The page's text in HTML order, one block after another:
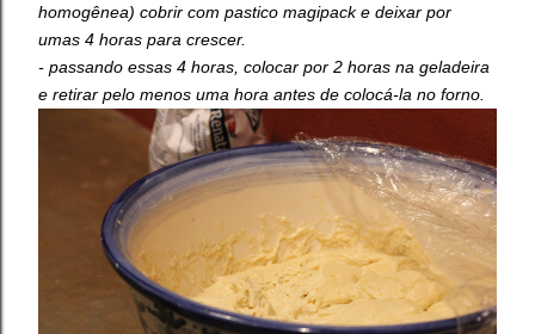
homogênea) cobrir com pastico magipack e deixar por
umas 4 horas para crescer.
- passando essas 4 horas, colocar por 2 horas na geladeira
e retirar pelo menos uma hora antes de colocá-la no forno.